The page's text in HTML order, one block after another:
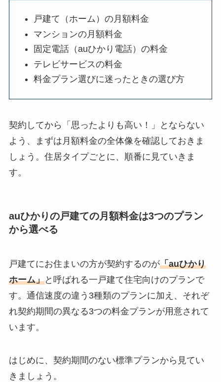
戸建て（ホーム）の月額料金
マンションの月額料金
固定電話（auひかり電話）の料金
テレビサービスの料金
料金プラン選びに迷ったときの選び方
契約してから「思ったよりも高い！」とならない
よう、まずは月額料金の全体像を確認しておきま
しょう。住居タイプごとに、順番に見ていきま
す。
auひかりの戸建ての月額料金は3つのプラン
から選べる
戸建てにお住まいの方が契約するのが「auひかり
ホーム」と呼ばれる一戸建て住宅向けのプランで
す。通信速度の違う3種類のプランに加え、それぞ
れ契約期間の異なる3つの料金プランが用意されて
います。
はじめに、契約期間のない標準プランから見てい
きましょう。